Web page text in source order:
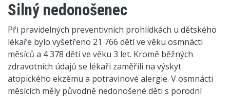
Silný nedonošenec
Při pravidelných preventivních prohlídkách u dětského
lékaře bylo vyšetřeno 21 766 dětí ve věku osmnácti
měsíců a 4 378 dětí ve věku 3 let. Kromě běžných
zdravotních údajů se lékaři zaměřili na výskyt
atopického ekzému a potravinové alergie. V osmnácti
měsících měly původně nedonošené děti s porodní